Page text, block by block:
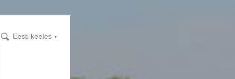
Eesti keeles ▼